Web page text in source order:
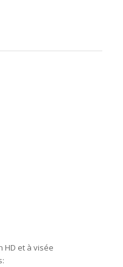
HD et à visée